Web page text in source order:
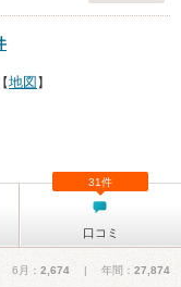
地図 】
口コミ
31件
月： 2,674 | 年間： 27,874